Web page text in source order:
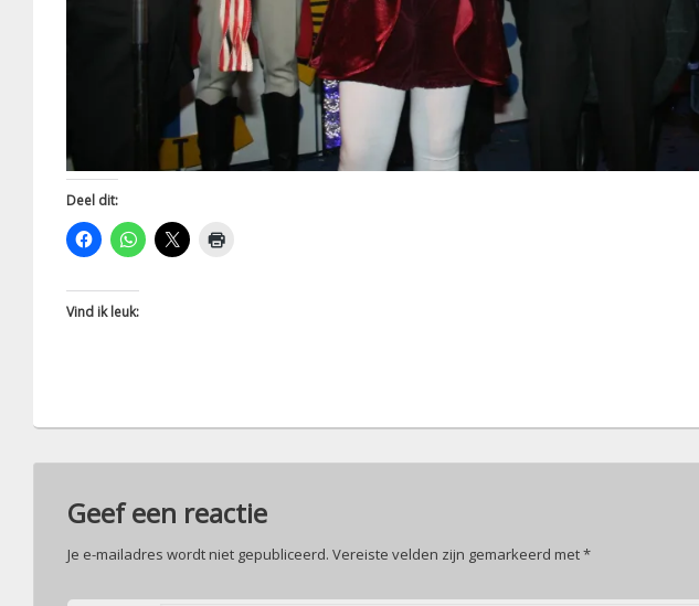
Deel dit:
Vind ik leuk:
Geef een reactie
Je e-mailadres wordt niet gepubliceerd. Vereiste velden zijn gemarkeerd met*